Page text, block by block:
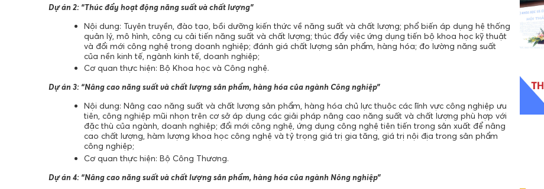
Dự án 2: “Thúc đẩy hoạt động năng suất và chất lượng”
Nội dung: Tuyên truyền, đào tạo, bồi dưỡng kiến thức về năng suất và chất lượng; phổ biến áp dụng hệ thống
quản lý, mô hình, công cụ cải tiến năng suất và chất lượng; thúc đẩy việc ứng dụng tiến bộ khoa học kỹ thuật
và đổi mới công nghệ trong doanh nghiệp; đánh giá chất lượng sản phẩm, hàng hóa; đo lường năng suất
của nền kinh tế, ngành kinh tế, doanh nghiệp;
Cơ quan thực hiện: Bộ Khoa học và Công nghệ.
Dự án 3: “Nâng cao năng suất và chất lượng sản phẩm, hàng hóa của ngành Công nghiệp”
Nội dung: Nâng cao năng suất và chất lượng sản phẩm, hàng hóa chủ lực thuộc các lĩnh vực công nghiệp ưu
tiên, công nghiệp mũi nhọn trên cơ sở áp dụng các giải pháp nâng cao năng suất và chất lượng phù hợp với
đặc thù của ngành, doanh nghiệp; đổi mới công nghệ, ứng dụng công nghệ tiên tiến trong sản xuất để nâng
cao chất lượng, hàm lượng khoa học công nghệ và tỷ trọng giá trị gia tăng, giá trị nội địa trong sản phẩm
công nghiệp;
Cơ quan thực hiện: Bộ Công Thương.
Dự án 4: “Nâng cao năng suất và chất lượng sản phẩm, hàng hóa của ngành Nông nghiệp”